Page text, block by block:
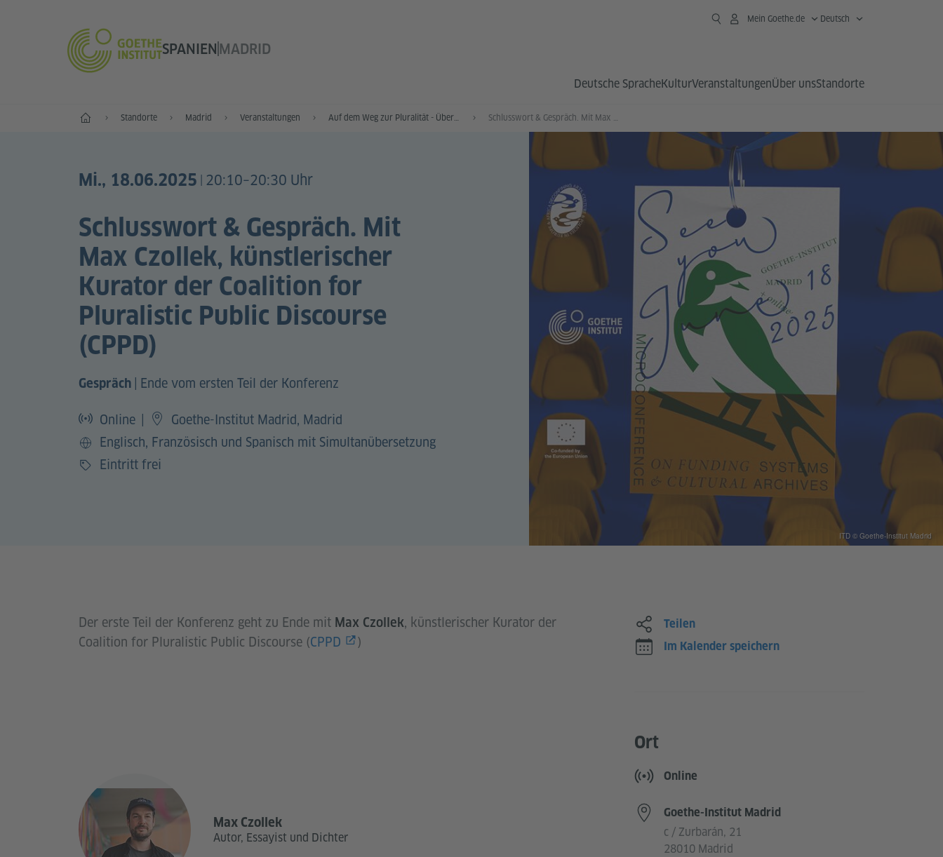
SPANIEN MADRID
Mein Goethe.de Deutsch
Deutsche SpracheKulturVeranstaltungenÜber unsStandorte
Start Standorte Madrid Veranstaltungen Auf dem Weg zur Pluralität - Über Finanzierungssysteme und die Arbeit der Archive in den afrikanisch-europäischen Kulturbeziehungen ​​​​​​​Schlusswort & Gespräch. Mit Max Czollek, künstlerischer Kurator der Coalition for Pluralistic Public Discourse (CPPD)
Mi., 18.06.2025 20:10–20:30 Uhr
​​​​​​​Schlusswort & Gespräch. Mit
Max Czollek, künstlerischer
Kurator der Coalition for
Pluralistic Public Discourse
(CPPD)
Gespräch Ende vom ersten Teil der Konferenz
Online
Goethe-Institut Madrid, Madrid
Sprache
Englisch, Französisch und Spanisch mit Simultanübersetzung
Preis
Eintritt frei
ITD © Goethe-Institut Madrid
Der erste Teil der Konferenz geht zu Ende mit Max Czollek, künstlerischer Kurator der
Coalition for Pluralistic Public Discourse (CPPD )
Max Czollek
Autor, Essayist und Dichter
Teilen
Im Kalender speichern
Ort
Online
Goethe-Institut Madrid
c / Zurbarán, 21
28010 Madrid